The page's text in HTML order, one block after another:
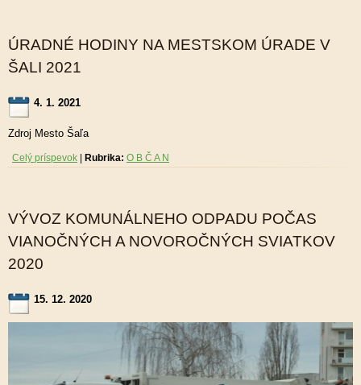
ÚRADNÉ HODINY NA MESTSKOM ÚRADE V
ŠALI 2021
4. 1. 2021
Zdroj Mesto Šaľa
Celý príspevok Rubrika: O B Č A N
VÝVOZ KOMUNÁLNEHO ODPADU POČAS
VIANOČNÝCH A NOVOROČNÝCH SVIATKOV
2020
15. 12. 2020